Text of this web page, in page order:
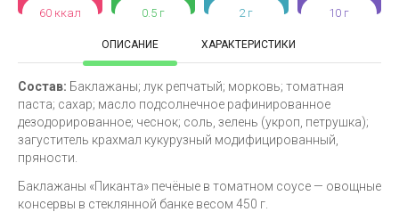
60 ккал 0.5 г 2 г 10 г
ОПИСАНИЕ ХАРАКТЕРИСТИКИ
Состав: Баклажаны; лук репчатый; морковь; томатная
паста; сахар; масло подсолнечное рафинированное
дезодорированное; чеснок; соль, зелень (укроп, петрушка);
загуститель крахмал кукурузный модифицированный,
пряности.
Баклажаны «Пиканта» печёные в томатном соусе — овощные
консервы в стеклянной банке весом 450 г.